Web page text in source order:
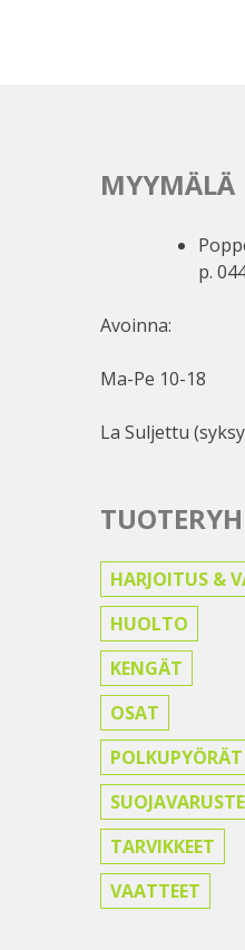
MYYMÄLÄ
p.
Avoinna:
Ma-Pe 10-18
La Suljettu
HARJOITUS &
HUOLTO
KENGÄT
OSAT
POLKUPYÖRÄT
TARVIKKEET
VAATTEET